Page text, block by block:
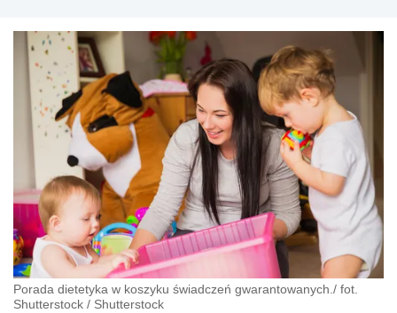
Porada dietetyka w koszyku świadczeń gwarantowanych./ fot.
Shutterstock / Shutterstock